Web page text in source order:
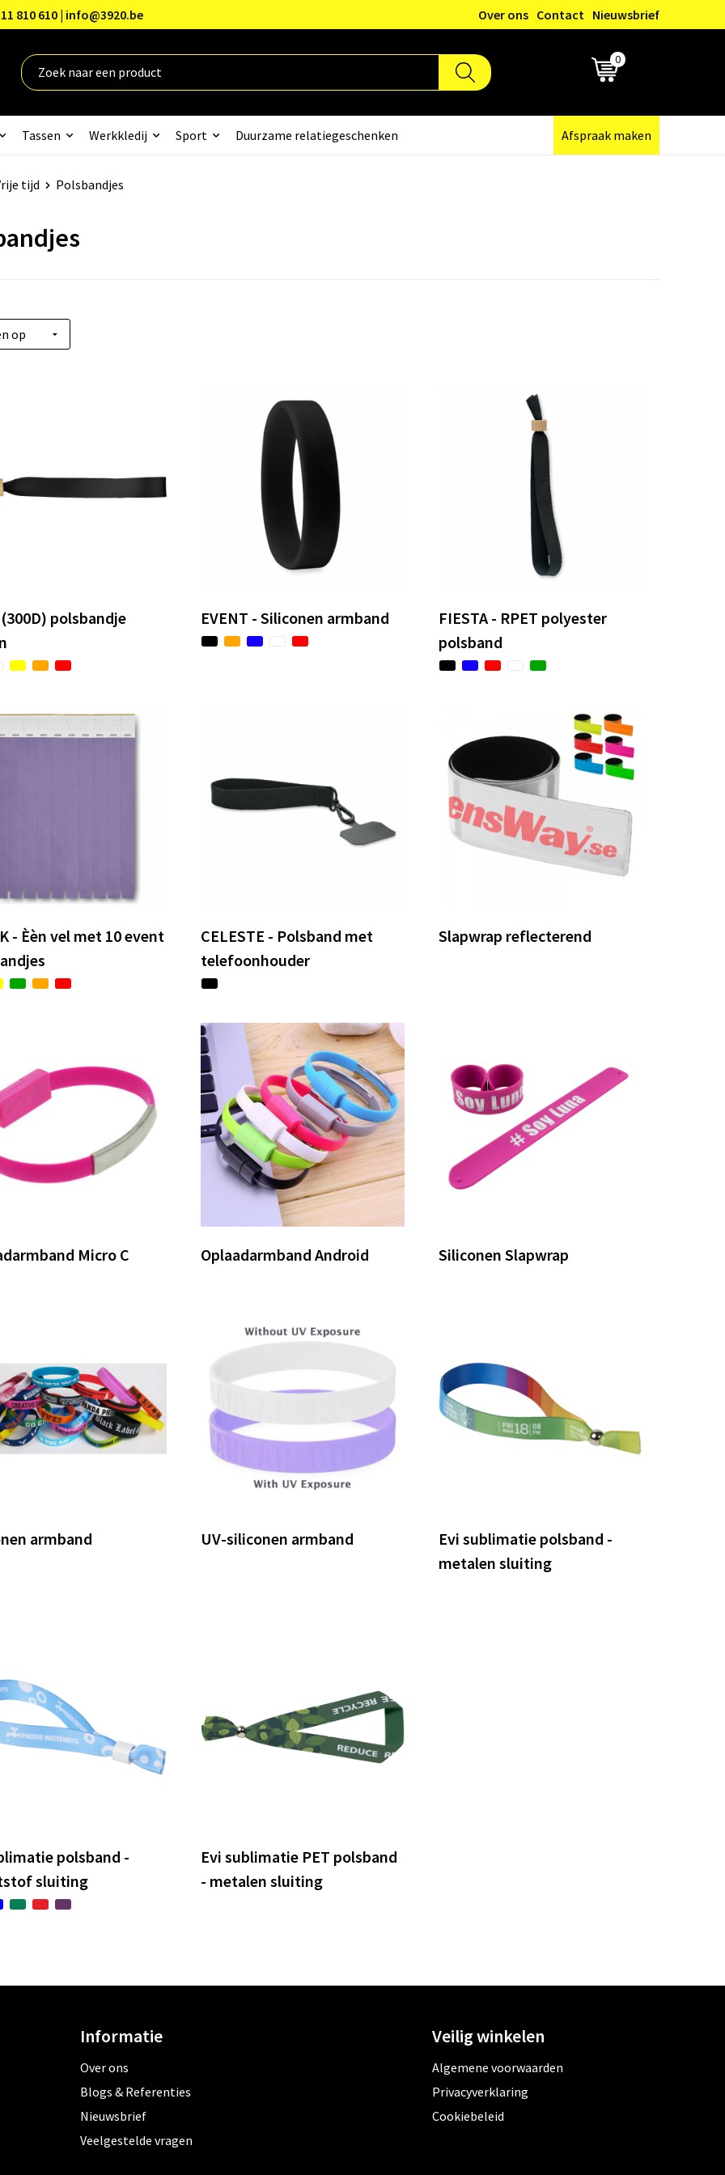
810 610 | info@3920.be Over ons Contact Nieuwsbrief
0
Tassen Werkkledij Sport Duurzame relatiegeschenken Afspraak maken
tijd Polsbandjes
polsbandje
EVENT - Siliconen armband
FIESTA - RPET polyester
polsband
- Èèn vel met 10 event
CELESTE - Polsband met
telefoonhouder
Slapwrap reflecterend
Micro C Oplaadarmband Android Siliconen Slapwrap
armband UV-siliconen armband
Evi sublimatie polsband -
metalen sluiting
polsband -
sluiting
Evi sublimatie PET polsband
- metalen sluiting
Informatie
Over ons
Blogs & Referenties
Nieuwsbrief
Veelgestelde vragen
Veilig winkelen
Algemene voorwaarden
Privacyverklaring
Cookiebeleid